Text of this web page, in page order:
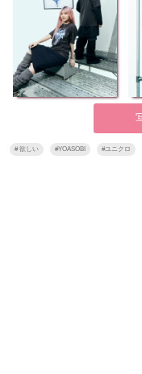
#欲しい #YOASOBI #ユニクロ